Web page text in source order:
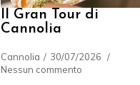
Il Gran Tour di
Cannolia
Cannolia
30/07/2026
Nessun commento